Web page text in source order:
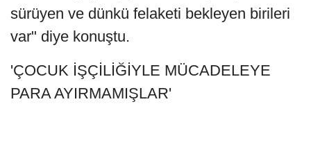
sürüyen ve dünkü felaketi bekleyen birileri
var" diye konuştu.
'ÇOCUK İŞÇİLİĞİYLE MÜCADELEYE
PARA AYIRMAMIŞLAR'